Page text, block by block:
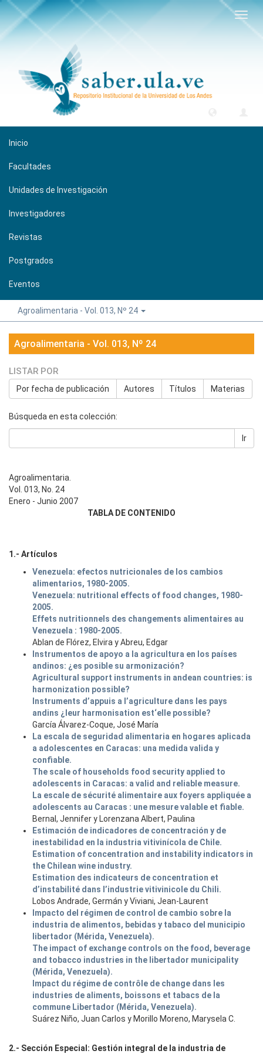
Inicio
Facultades
Unidades de Investigación
Investigadores
Revistas
Postgrados
Eventos
Agroalimentaria - Vol. 013, Nº 24
Agroalimentaria - Vol. 013, Nº 24
LISTAR POR
Por fecha de publicación Autores Títulos Materias
Búsqueda en esta colección:
Ir
Agroalimentaria.
Vol. 013, No. 24
Enero - Junio 2007
TABLA DE CONTENIDO
1.- Artículos
Venezuela: efectos nutricionales de los cambios
alimentarios, 1980-2005.
Venezuela: nutritional effects of food changes, 1980-
2005.
Effets nutritionnels des changements alimentaires au
Venezuela : 1980-2005.
Ablan de Flórez, Elvira y Abreu, Edgar
Instrumentos de apoyo a la agricultura en los países
andinos: ¿es posible su armonización?
Agricultural support instruments in andean countries: is
harmonization possible?
Instruments d’appuis a l’agriculture dans les pays
andins ¿leur harmonisation est‘elle possible?
García Álvarez-Coque, José María
La escala de seguridad alimentaria en hogares aplicada
a adolescentes en Caracas: una medida valida y
confiable.
The scale of households food security applied to
adolescents in Caracas: a valid and reliable measure.
La escale de sécurité alimentaire aux foyers appliquée a
adolescents au Caracas : une mesure valable et fiable.
Bernal, Jennifer y Lorenzana Albert, Paulina
Estimación de indicadores de concentración y de
inestabilidad en la industria vitivinícola de Chile.
Estimation of concentration and instability indicators in
the Chilean wine industry.
Estimation des indicateurs de concentration et
d’instabilité dans l’industrie vitivinicole du Chili.
Lobos Andrade, Germán y Viviani, Jean-Laurent
Impacto del régimen de control de cambio sobre la
industria de alimentos, bebidas y tabaco del municipio
libertador (Mérida, Venezuela).
The impact of exchange controls on the food, beverage
and tobacco industries in the libertador municipality
(Mérida, Venezuela).
Impact du régime de contrôle de change dans les
industries de aliments, boissons et tabacs de la
commune Libertador (Mérida, Venezuela).
Suárez Niño, Juan Carlos y Morillo Moreno, Marysela C.
2.- Sección Especial: Gestión integral de la industria de